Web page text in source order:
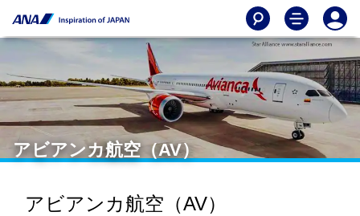
アビアンカ航空（AV）
アビアンカ航空（AV）